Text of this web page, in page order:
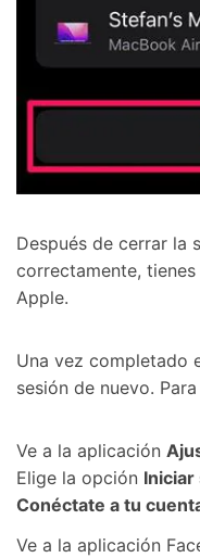
󠀰Después de cerrar la
correctamente,
Apple.󠀲󠀩󠀠󠀥󠀦󠀩󠀦󠀡󠀳
󠀰Una vez completado
sesión de nuevo.󠀲󠀩󠀠󠀥󠀦󠀩󠀦󠀢󠀳󠀰
Ve a la aplicación
󠀰Elige la opción Iniciar
Conéctate a tu
󠀰Ve a la aplicación